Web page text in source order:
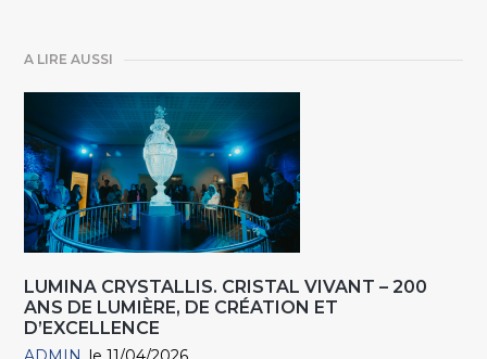
A LIRE AUSSI
LUMINA CRYSTALLIS. CRISTAL VIVANT – 200
ANS DE LUMIÈRE, DE CRÉATION ET
D’EXCELLENCE